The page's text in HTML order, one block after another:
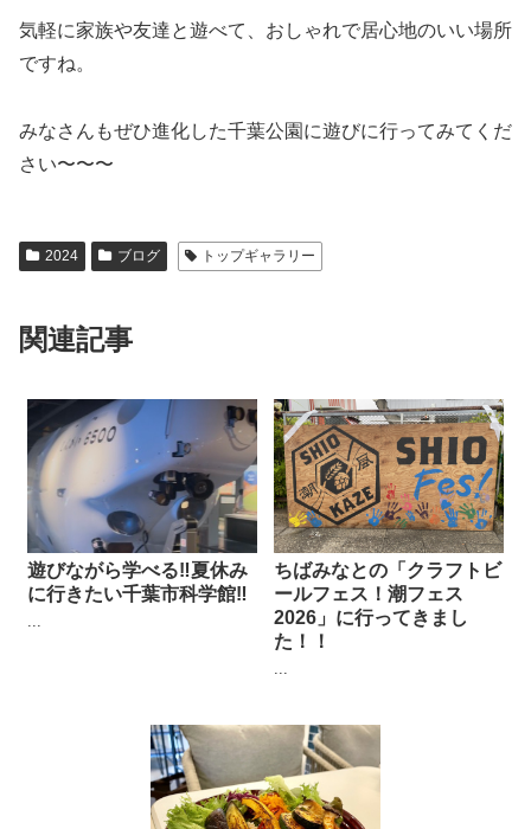
気軽に家族や友達と遊べて、おしゃれで居心地のいい場所
ですね。
みなさんもぜひ進化した千葉公園に遊びに行ってみてくだ
さい〜〜〜
2024 ブログ トップギャラリー
関連記事
遊びながら学べる‼︎夏休み
に行きたい千葉市科学館‼︎
ちばみなとの「クラフトビ
ールフェス！潮フェス
2026」に行ってきまし
た！！